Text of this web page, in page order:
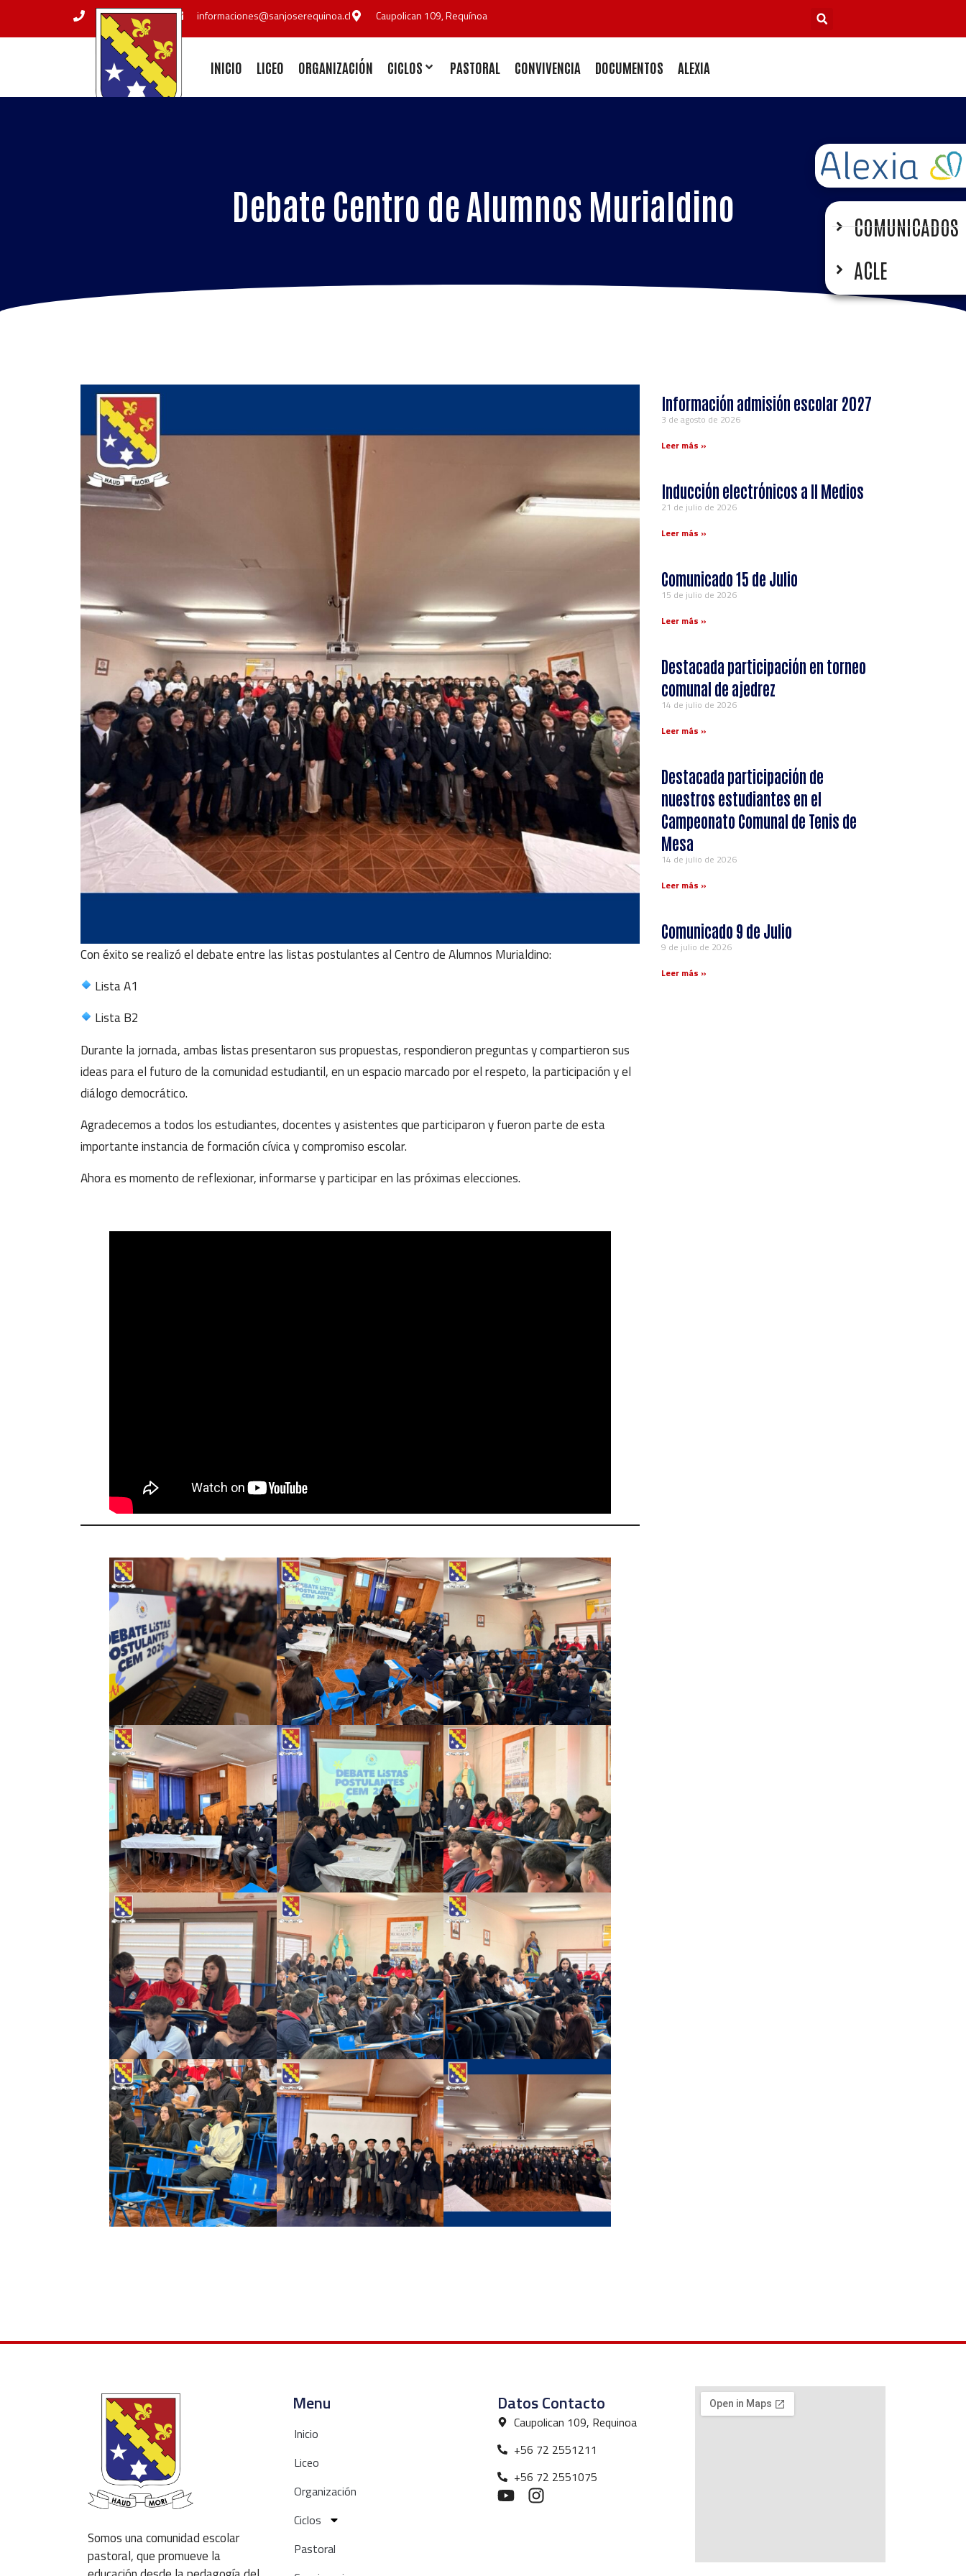
+56 72 2551211 informaciones@sanjoserequinoa.cl Caupolican 109, Requínoa
INICIO LICEO ORGANIZACIÓN CICLOS PASTORAL CONVIVENCIA DOCUMENTOS ALEXIA
COMUNICADOS
ACLE
Debate Centro de Alumnos Murialdino
Con éxito se realizó el debate entre las listas postulantes al Centro de Alumnos Murialdino:
Lista A1
Lista B2
Durante la jornada, ambas listas presentaron sus propuestas, respondieron preguntas y compartieron sus
ideas para el futuro de la comunidad estudiantil, en un espacio marcado por el respeto, la participación y el
diálogo democrático.
Agradecemos a todos los estudiantes, docentes y asistentes que participaron y fueron parte de esta
importante instancia de formación cívica y compromiso escolar.
Ahora es momento de reflexionar, informarse y participar en las próximas elecciones.
Información admisión escolar 2027
3 de agosto de 2026
Leer más »
Inducción electrónicos a ll Medios
21 de julio de 2026
Leer más »
Comunicado 15 de Julio
15 de julio de 2026
Leer más »
Destacada participación en torneo
comunal de ajedrez
14 de julio de 2026
Leer más »
Destacada participación de
nuestros estudiantes en el
Campeonato Comunal de Tenis de
Mesa
14 de julio de 2026
Leer más »
Comunicado 9 de Julio
9 de julio de 2026
Leer más »
Somos una comunidad escolar
pastoral, que promueve la
Menu
Inicio
Liceo
Organización
Ciclos
Pastoral
Datos Contacto
Caupolican 109, Requinoa
+56 72 2551211
+56 72 2551075